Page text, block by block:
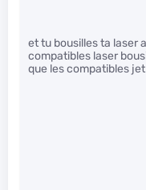
et tu bousilles ta laser
compatibles laser
que les compatibles